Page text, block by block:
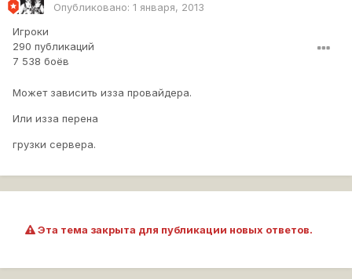
Опубликовано: 1 января, 2013
Игроки
290 публикаций
7 538 боёв
Может зависить изза провайдера.
Или изза перена
грузки сервера.
Эта тема закрыта для публикации новых ответов.